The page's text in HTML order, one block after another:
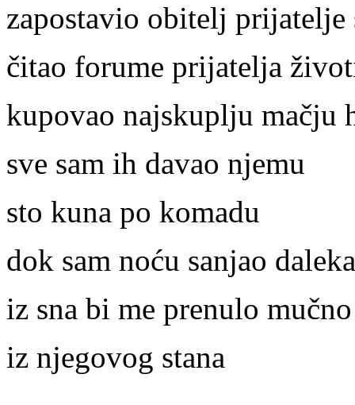
zapostavio obitelj prijatelje
čitao forume prijatelja
kupovao najskuplju mačju
sve sam ih davao njemu
sto kuna po komadu
dok sam noću sanjao
iz sna bi me prenulo
iz njegovog stana